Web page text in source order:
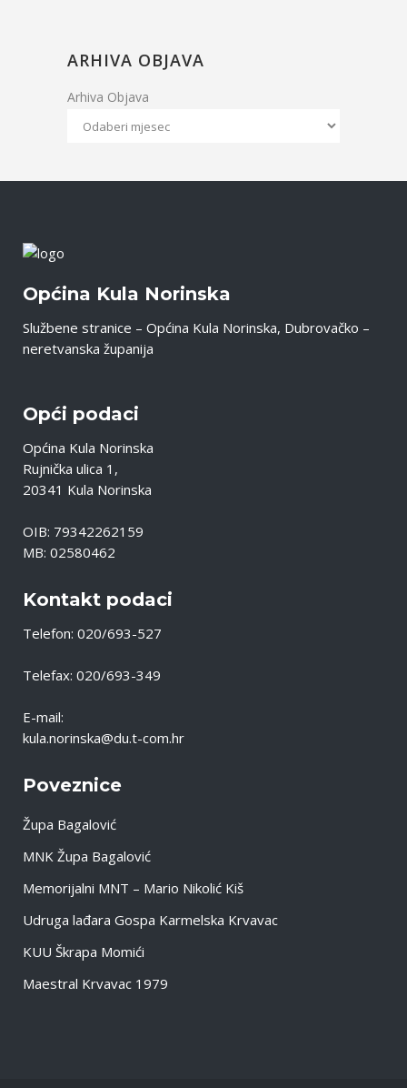
ARHIVA OBJAVA
Arhiva Objava
Općina Kula Norinska
Službene stranice – Općina Kula Norinska, Dubrovačko –
neretvanska županija
Opći podaci
Općina Kula Norinska
Rujnička ulica 1,
20341 Kula Norinska
OIB: 79342262159
MB: 02580462
Kontakt podaci
Telefon: 020/693-527
Telefax: 020/693-349
E-mail:
kula.norinska@du.t-com.hr
Poveznice
Župa Bagalović
MNK Župa Bagalović
Memorijalni MNT – Mario Nikolić Kiš
Udruga lađara Gospa Karmelska Krvavac
KUU Škrapa Momići
Maestral Krvavac 1979